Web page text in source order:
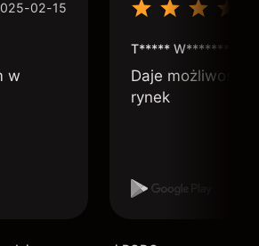
02-15
w
T*****
Daje możliwość
rynek